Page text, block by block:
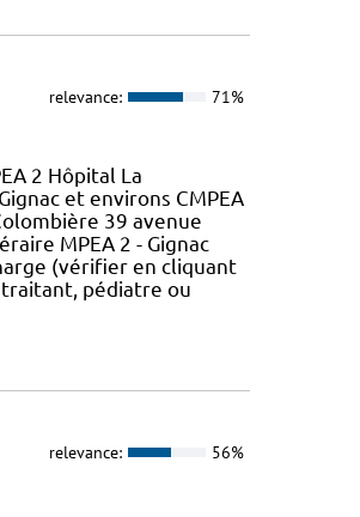
relevance: 71%
2 Hôpital La
et environs CMPEA
39 avenue
MPEA 2 - Gignac
(vérifier en cliquant
pédiatre ou
relevance: 56%